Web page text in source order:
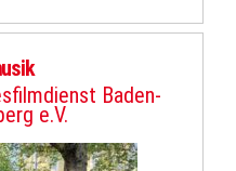
Baden-
e.V.